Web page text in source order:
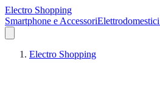
Electro Shopping
Smartphone e Accessori
Electro Shopping